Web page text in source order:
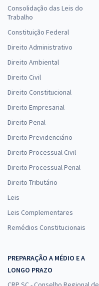
Consolidação das Leis do
Trabalho
Constituição Federal
Direito Administrativo
Direito Ambiental
Direito Civil
Direito Constitucional
Direito Empresarial
Direito Penal
Direito Previdenciário
Direito Processual Civil
Direito Processual Penal
Direito Tributário
Leis
Leis Complementares
Remédios Constitucionais
PREPARAÇÃO A MÉDIO E A
LONGO PRAZO